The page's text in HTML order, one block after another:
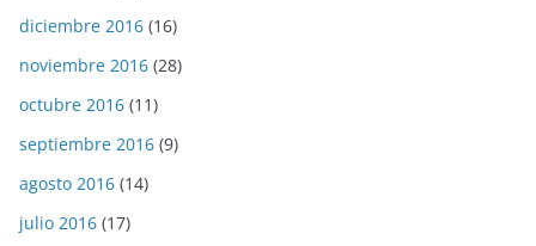
diciembre 2016 (16)
noviembre 2016 (28)
octubre 2016 (11)
septiembre 2016 (9)
agosto 2016 (14)
julio 2016 (17)